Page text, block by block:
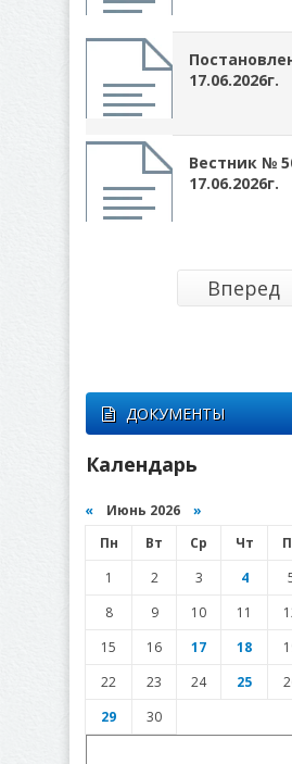
17.06.2026г.
Вестник №
17.06.2026г.
Вперед
ДОКУМЕНТЫ
Календарь
« Июнь 2026 »
Пн
Вт Ср Чт
1
2 3 4
8
9 10 11
15
16 17 18
22
23 24 25
29
30